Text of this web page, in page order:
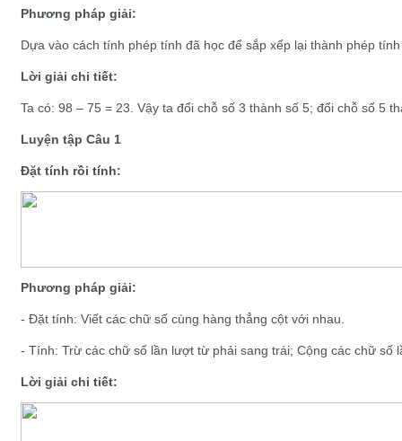
Phương pháp giải:
Dựa vào cách tính phép tính đã học để sắp xếp lại thành phép
Lời giải chi tiết:
Ta có: 98 – 75 = 23. Vậy ta đổi chỗ số 3 thành số 5; đổi chỗ số 5
Luyện tập Câu 1
Đặt tính rồi tính:
Phương pháp giải:
- Đặt tính: Viết các chữ số cùng hàng thẳng cột với nhau.
- Tính: Trừ các chữ số lần lượt từ phải sang trái; Cộng các chữ số
Lời giải chi tiết: